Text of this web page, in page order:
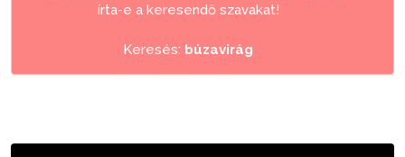
írta-e a keresendő szavakat!
Keresés: búzavirág